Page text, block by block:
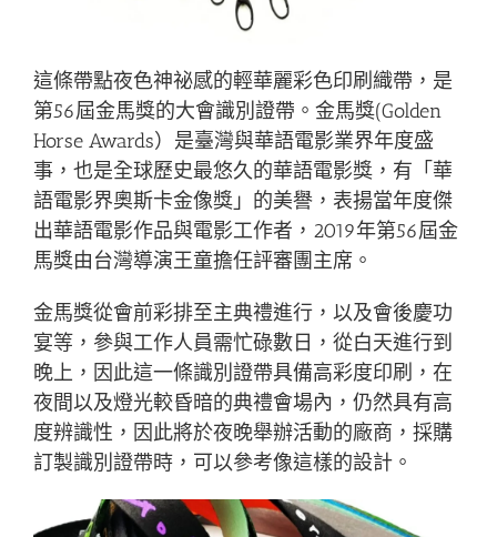
這條帶點夜色神祕感的輕華麗彩色印刷織帶，是
第56屆金馬獎的大會識別證帶。金馬獎(Golden
Horse Awards）是臺灣與華語電影業界年度盛
事，也是全球歷史最悠久的華語電影獎，有「華
語電影界奧斯卡金像獎」的美譽，表揚當年度傑
出華語電影作品與電影工作者，2019年第56屆金
馬獎由台灣導演王童擔任評審團主席。
金馬獎從會前彩排至主典禮進行，以及會後慶功
宴等，參與工作人員需忙碌數日，從白天進行到
晚上，因此這一條識別證帶具備高彩度印刷，在
夜間以及燈光較昏暗的典禮會場內，仍然具有高
度辨識性，因此將於夜晚舉辦活動的廠商，採購
訂製識別證帶時，可以參考像這樣的設計。